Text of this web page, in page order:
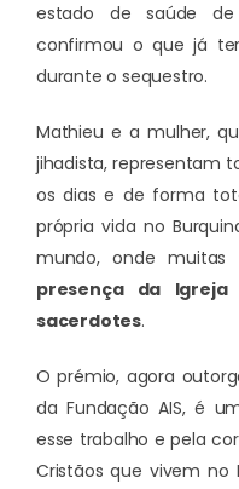
estado de saúde de
confirmou o que já
durante o sequestro.
Mathieu e a mulher,
jihadista, representam
os dias e de forma
própria vida no
mundo, onde muitas
presença da
sacerdotes.
O prémio, agora
da Fundação AIS, é
esse trabalho e pela
Cristãos que vivem no